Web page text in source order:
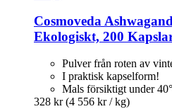
Cosmoveda
Ekologiskt, 200
Pulver från roten av
I praktisk kapselform!
Mals försiktigt under
328 kr (4 556 kr / kg)